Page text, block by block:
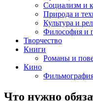
Социализм и
Природа и
Культура и
Философия и
Творчество
Книги
Романы и
Кино
Что нужно